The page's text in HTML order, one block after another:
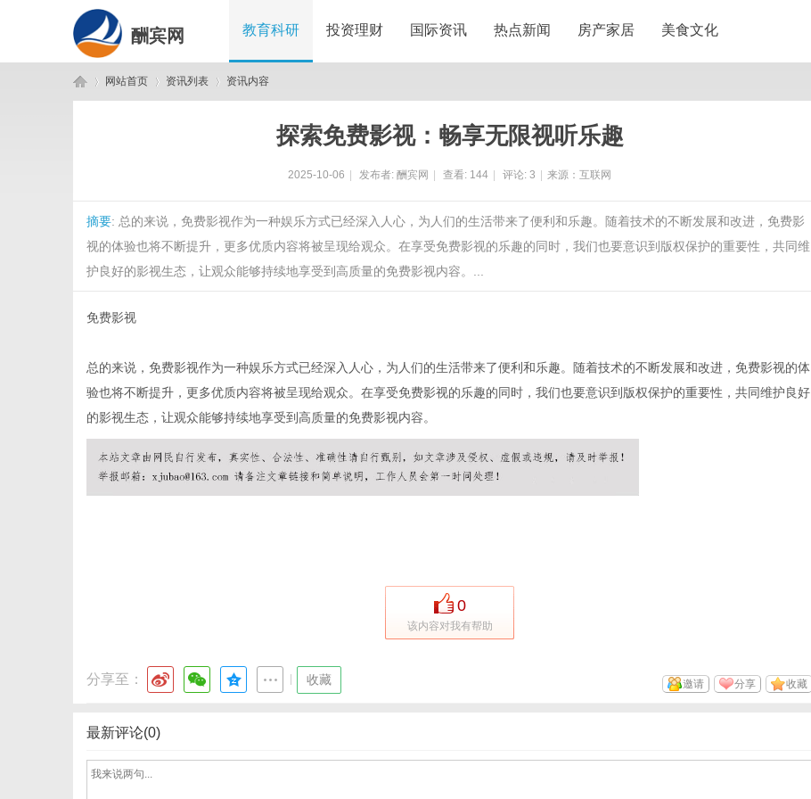
酬宾网 教育科研 投资理财 国际资讯 热点新闻 房产家居 美食文化
网站首页 资讯列表 资讯内容
探索免费影视：畅享无限视听乐趣
2025-10-06 发布者: 酬宾网 查看: 144 评论: 3 来源：互联网
摘要: 总的来说，免费影视作为一种娱乐方式已经深入人心，为人们的生活带来了便利和乐趣。随着技术的不断发展和改进，免费影
视的体验也将不断提升，更多优质内容将被呈现给观众。在享受免费影视的乐趣的同时，我们也要意识到版权保护的重要性，共同维
护良好的影视生态，让观众能够持续地享受到高质量的免费影视内容。...
免费影视
总的来说，免费影视作为一种娱乐方式已经深入人心，为人们的生活带来了便利和乐趣。随着技术的不断发展和改进，免费影视的体
验也将不断提升，更多优质内容将被呈现给观众。在享受免费影视的乐趣的同时，我们也要意识到版权保护的重要性，共同维护良好
的影视生态，让观众能够持续地享受到高质量的免费影视内容。
0
该内容对我有帮助
分享至： 收藏 收藏
分享
邀请
最新评论(0)